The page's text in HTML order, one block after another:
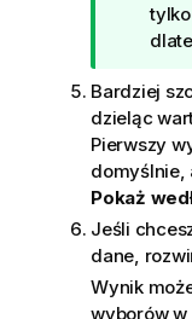
k
a
ó
w
k
a
Bardziej
dzieląc
Pierwszy
domyślnie,
Pokaż
Jeśli
dane,
Wynik
wyborów w